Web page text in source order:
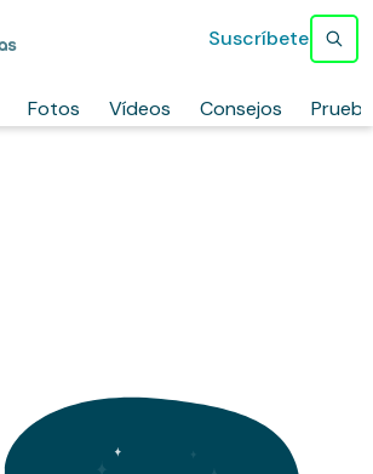
Fotos Vídeos Consejos
Suscríbete